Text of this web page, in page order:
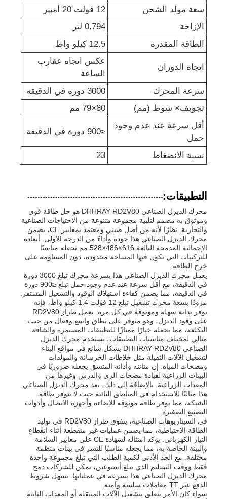
مجموعة مولدات عازلة للصوت
مجموعة مولدات الستارة
مولد ضجيج منخفض
صيانة المولد
محركات الديزل
مضخة مياه الصرف الصحي
سعة مولد الشحن
12 فولت 20 أمبير
الإزاحة
0.794 لتر
الطاقة المقدرة
12.5 كيلو واط
اتجاه الدوران
عكس اتجاه عقارب
الساعة
سرعة المحرك
3000 دورة في الدقيقة
تجويف× شوط (مم)
80×79 مم
أقل سرعة عند عدم وجود
حمل
≤900 دورة في الدقيقة
نسبة الانضغاط 23
التطبيقات:
محرك الديزل الصناعي DHHRAY RD2V80 هو حل طاقة قوي
وموثوق به مصمم لتلبية مجموعة متنوعة من الاحتياجات الصناعية
والتجارية. نظرًا لأنه من أصل صيني ومعتمد بمعايير CE، يضمن
محرك الديزل الصناعي هذا جودة وأداءً من الدرجة الأولى. أبعاده
الإجمالية المدمجة البالغة 616×486×528 مم تجعله مناسبًا
للتركيبات التي تكون فيها المساحة محدودة، دون المساومة على
خرج الطاقة.
يعمل محرك الديزل الصناعي هذا بسرعة محرك تبلغ 3000 دورة
في الدقيقة، مع أقل سرعة عند عدم وجود حمل تبلغ ≤900 دورة
في الدقيقة، مما يضمن كفاءة استهلاك الوقود والتشغيل المستقر.
مزودًا بسعة محرك تشغيل تبلغ 12 فولت 1.4 كيلو واط، فإنه
يوفر بداية سهلة وموثوقة في كل مرة. يعمل طراز RD2V80
على وقود الديزل، وهو متوفر على نطاق واسع وفعال من حيث
التكلفة، مما يجعله خيارًا ممتازًا للتطبيقات المستمرة والشاقة.
مثالي لمختلف مناسبات التطبيقات، يستخدم محرك الديزل
الصناعي DHHRAY RD2V80 بشكل شائع في مواقع البناء
لتشغيل الآلات الثقيلة مثل خلاطات الخرسانة والمولدات
ومضخات المياه. إن متانته وأدائه المتسق يجعله ضروريًا في
البيئات الزراعية لقيادة مضخات الري والدرس وغيرها من
المعدات الزراعية. بالإضافة إلى ذلك، يعد محرك الديزل الصناعي
هذا مثاليًا للاستخدام في المناطق النائية حيث لا تتوفر طاقة
الشبكة، مما يوفر طاقة موثوقة للإضاءة وأجهزة الاتصال وأدوات
التصنيع الصغيرة.
في السيناريوهات الصناعية، يتفوق طراز RD2V80 في توليد
الطاقة الاحتياطية، مما يضمن عمليات غير منقطعة أثناء انقطاع
التيار الكهربائي. يؤكد امتثاله لشهادة CE على معايير السلامة
والبيئة الخاصة به، مما يجعله مناسبًا للنشر في بيئات منظمة
مختلفة. مع الحد الأدنى لكمية الطلب التي تبلغ مجموعة واحدة
فقط ووقت التسليم الذي يبلغ أسبوعين، يمكن للشركات دمج
محرك الديزل الصناعي هذا بسرعة في عملياتها. تسهل شروط
الدفع عبر TT معاملات سلسة وآمنة.
سواء كان الأمر يتعلق بتشغيل الآلات المتنقلة أو المعدات الثابتة